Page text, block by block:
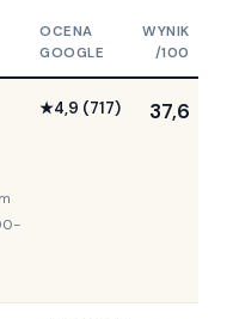
OCENA
GOOGLE
WYNIK
/100
★4,9 (717) 37,6